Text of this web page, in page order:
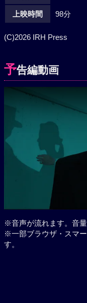
上映時間 98分
(C)2026 IRH Press
予告編動画
※音声が流れます。音量
※一部ブラウザ・スマ
す。